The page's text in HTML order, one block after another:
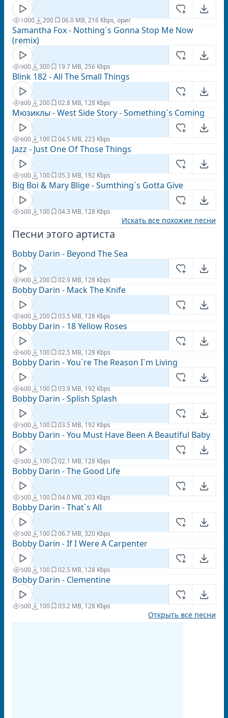
1000 200 06.0 MB, 216 Kbps, ориг
Samantha Fox - Nothing`s Gonna Stop Me Now
(remix)
900 300 19.7 MB, 256 Kbps
Blink 182 - All The Small Things
800 200 02.8 MB, 128 Kbps
Мюзиклы - West Side Story - Something`s Coming
600 100 04.5 MB, 223 Kbps
Jazz - Just One Of Those Things
500 100 05.3 MB, 192 Kbps
Big Boi & Mary Blige - Sumthing`s Gotta Give
500 100 04.3 MB, 128 Kbps
Искать все похожие песни
Песни этого артиста
Bobby Darin - Beyond The Sea
900 200 02.9 MB, 128 Kbps
Bobby Darin - Mack The Knife
800 200 03.5 MB, 128 Kbps
Bobby Darin - 18 Yellow Roses
600 100 02.5 MB, 128 Kbps
Bobby Darin - You`re The Reason I`m Living
600 100 03.9 MB, 192 Kbps
Bobby Darin - Splish Splash
500 100 03.5 MB, 192 Kbps
Bobby Darin - You Must Have Been A Beautiful Baby
500 100 02.1 MB, 128 Kbps
Bobby Darin - The Good Life
500 100 04.0 MB, 203 Kbps
Bobby Darin - That`s All
500 100 06.7 MB, 320 Kbps
Bobby Darin - If I Were A Carpenter
500 100 02.5 MB, 128 Kbps
Bobby Darin - Clementine
500 100 03.2 MB, 128 Kbps
Открыть все песни